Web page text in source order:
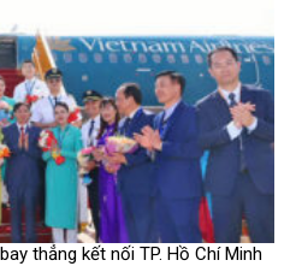
thẳng kết nối TP. Hồ Chí Minh